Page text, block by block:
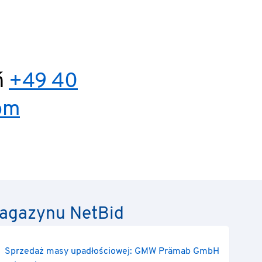
+49 40
NetBid
Sprzedaż masy upadłościowej: GMW Prämab GmbH